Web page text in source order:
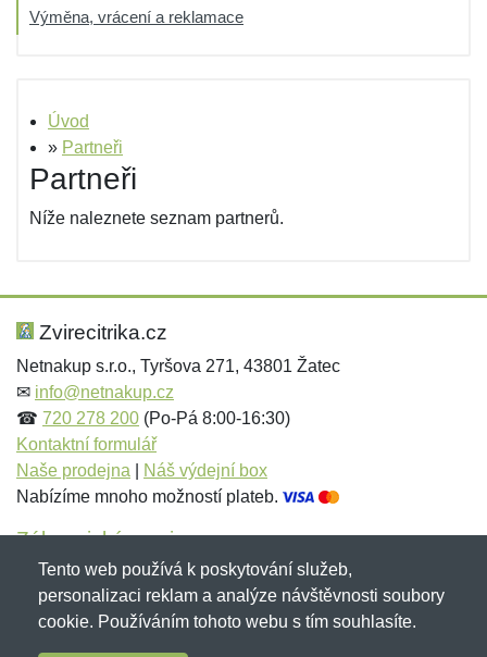
Výměna, vrácení a reklamace
Úvod
» Partneři
Partneři
Níže naleznete seznam partnerů.
Zvirecitrika.cz
Netnakup s.r.o., Tyršova 271, 43801 Žatec
✉ info@netnakup.cz
☎ 720 278 200 (Po-Pá 8:00-16:30)
Kontaktní formulář
Naše prodejna
Náš výdejní box
Nabízíme mnoho možností plateb.
Zákaznický servis
Novinky emailem
Tento web používá k poskytování služeb,
personalizaci reklam a analýze návštěvnosti soubory
cookie. Používáním tohoto webu s tím souhlasíte.